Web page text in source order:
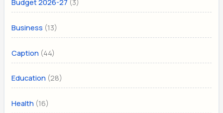
Budget 2026-27
Business (13)
Caption (44)
Education (28)
Health (16)